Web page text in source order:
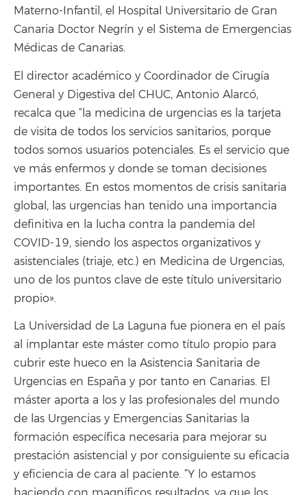
Materno-Infantil, el Hospital Universitario de Gran
Canaria Doctor Negrín y el Sistema de Emergencias
Médicas de Canarias.
El director académico y Coordinador de Cirugía
General y Digestiva del CHUC, Antonio Alarcó,
recalca que “la medicina de urgencias es la tarjeta
de visita de todos los servicios sanitarios, porque
todos somos usuarios potenciales. Es el servicio que
ve más enfermos y donde se toman decisiones
importantes. En estos momentos de crisis sanitaria
global, las urgencias han tenido una importancia
definitiva en la lucha contra la pandemia del
COVID-19, siendo los aspectos organizativos y
asistenciales (triaje, etc.) en Medicina de Urgencias,
uno de los puntos clave de este título universitario
propio».
La Universidad de La Laguna fue pionera en el país
al implantar este máster como título propio para
cubrir este hueco en la Asistencia Sanitaria de
Urgencias en España y por tanto en Canarias. El
máster aporta a los y las profesionales del mundo
de las Urgencias y Emergencias Sanitarias la
formación específica necesaria para mejorar su
prestación asistencial y por consiguiente su eficacia
y eficiencia de cara al paciente. “Y lo estamos